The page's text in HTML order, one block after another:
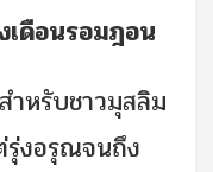
เดือนรอมฎอน
ำหรับชาวมุสลิม
รุ่งอรุณจนถึง